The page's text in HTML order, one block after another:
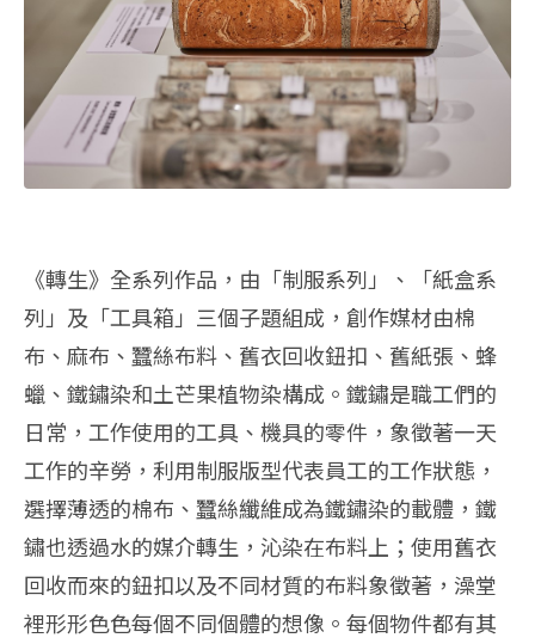
《轉生》全系列作品，由「制服系列」、「紙盒系
列」及「工具箱」三個子題組成，創作媒材由棉
布、麻布、蠶絲布料、舊衣回收鈕扣、舊紙張、蜂
蠟、鐵鏽染和土芒果植物染構成。鐵鏽是職工們的
日常，工作使用的工具、機具的零件，象徵著一天
工作的辛勞，利用制服版型代表員工的工作狀態，
選擇薄透的棉布、蠶絲纖維成為鐵鏽染的載體，鐵
鏽也透過水的媒介轉生，沁染在布料上；使用舊衣
回收而來的鈕扣以及不同材質的布料象徵著，澡堂
裡形形色色每個不同個體的想像。每個物件都有其